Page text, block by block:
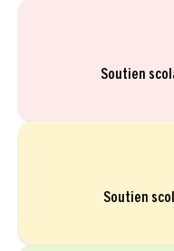
Soutien
Soutien